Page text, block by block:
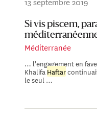
Si vis piscem,
Méditerranée
… l'engagement en
KhalifaHaftar
le seul …